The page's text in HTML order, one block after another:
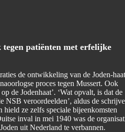
tegen patiënten met erfelijke
de ontwikkeling van de Joden-haat
proces tegen Mussert. Ook
de Jodenhaat’. ‘Wat opvalt, is dat de
NSB veroordeelden’, aldus de
ze zelfs speciale bijeenkomsten
inval in mei 1940 was de
uit Nederland te verbannen.